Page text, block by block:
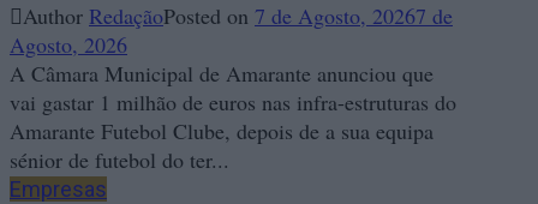
Author RedaçãoPosted on 7 de Agosto, 20267 de
Agosto, 2026
A Câmara Municipal de Amarante anunciou que
vai gastar 1 milhão de euros nas infra-estruturas do
Amarante Futebol Clube, depois de a sua equipa
sénior de futebol do ter...
Empresas